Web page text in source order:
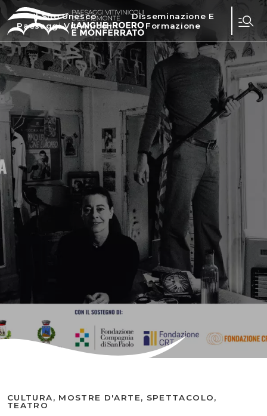
Il Sito Unesco
Paesaggi Vitivinicoli
Disseminazione E
Formazione
CULTURA, MOSTRE D'ARTE, SPETTACOLO,
TEATRO